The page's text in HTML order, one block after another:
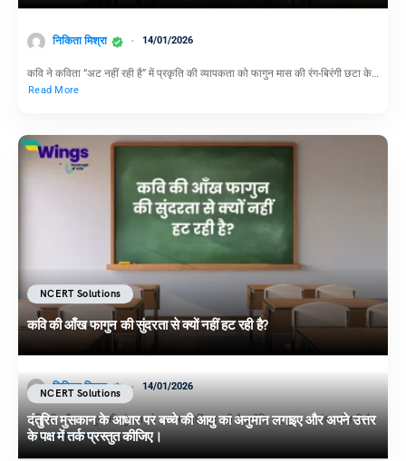
निकिता मिश्रा 14/01/2026
कवि ने कविता “अट नहीं रही है” में प्रकृति की व्यापकता को फागुन मास की रंग-बिरंगी छटा के…
Read More
NCERT Solutions
कवि की आँख फागुन की सुंदरता से क्यों नहीं हट रही है?
निकिता मिश्रा 14/01/2026
कवि की आँख फागुन की सुंदरता से इसलिए नहीं हट रही है क्योंकि यह दृश्य अत्यंत मनोहारी है।
…Read More
NCERT Solutions
दंतुरित मुसकान के आधार पर बच्चे की आयु का अनुमान लगाइए और अपने उत्तर
के पक्ष में तर्क प्रस्तुत कीजिए।